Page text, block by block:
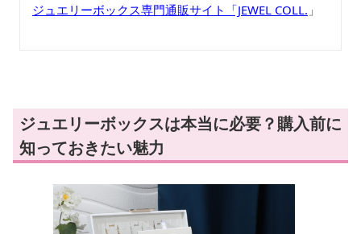
ジュエリーボックス専門通販サイト「JEWEL COLL. 」
ジュエリーボックスは本当に必要？購入前に
知っておきたい魅力